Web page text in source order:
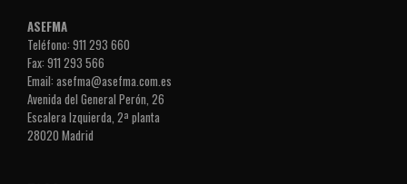
ASEFMA
Teléfono: 911 293 660
Fax: 911 293 566
Email: asefma@asefma.com.es
Avenida del General Perón, 26
Escalera Izquierda, 2ª planta
28020 Madrid